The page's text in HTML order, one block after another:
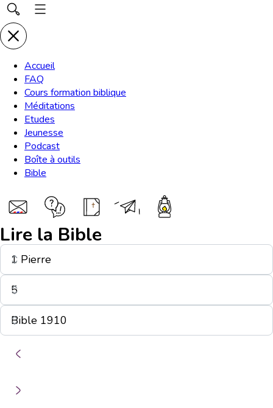
Accueil
FAQ
Cours formation biblique
Méditations
Etudes
Jeunesse
Podcast
Boîte à outils
Bible
Lire la Bible